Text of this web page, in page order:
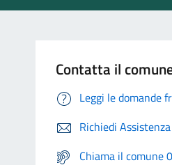
Contatta il
Leggi le domande
Richiedi Assistenza
Chiama il comune